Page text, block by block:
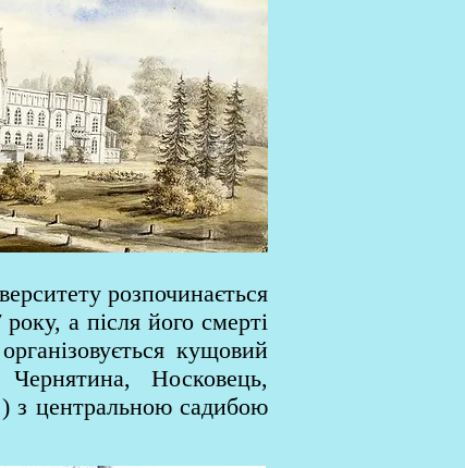
розпочинається
а після його смерті
кущовий
Носковець,
з центральною садибою